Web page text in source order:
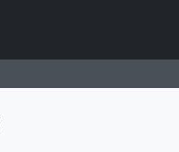
de navegação